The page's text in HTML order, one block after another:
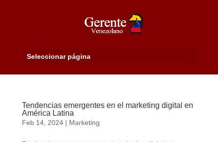
Seleccionar página
Tendencias emergentes en el marketing digital en
América Latina
Feb 14, 2024| Marketing